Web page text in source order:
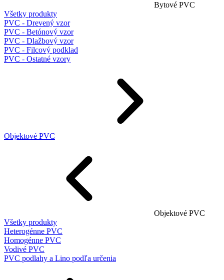
Bytové PVC
Všetky produkty
PVC - Drevený vzor
PVC - Betónový vzor
PVC - Dlažbový vzor
PVC - Filcový podklad
PVC - Ostatné vzory
Objektové PVC
Objektové PVC
Všetky produkty
Heterogénne PVC
Homogénne PVC
Vodivé PVC
PVC podlahy a Lino podľa určenia